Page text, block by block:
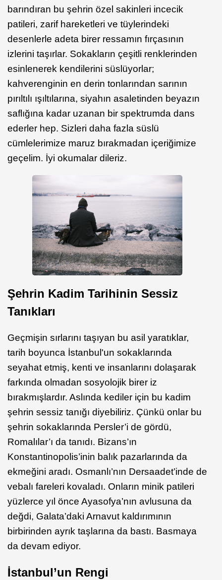
barındıran bu şehrin özel sakinleri incecik
patileri, zarif hareketleri ve tüylerindeki
desenlerle adeta birer ressamın fırçasının
izlerini taşırlar. Sokakların çeşitli renklerinden
esinlenerek kendilerini süslüyorlar;
kahverenginin en derin tonlarından sarının
pırıltılı ışıltılarına, siyahın asaletinden beyazın
saflığına kadar uzanan bir spektrumda dans
ederler hep. Sizleri daha fazla süslü
cümlelerimize maruz bırakmadan içeriğimize
geçelim. İyi okumalar dileriz.
Şehrin Kadim Tarihinin Sessiz
Tanıkları
Geçmişin sırlarını taşıyan bu asil yaratıklar,
tarih boyunca İstanbul'un sokaklarında
seyahat etmiş, kenti ve insanlarını dolaşarak
farkında olmadan sosyolojik birer iz
bırakmışlardır. Aslında kediler için bu kadim
şehrin sessiz tanığı diyebiliriz. Çünkü onlar bu
şehrin sokaklarında Persler’i de gördü,
Romalılar’ı da tanıdı. Bizans’ın
Konstantinopolis’inin balık pazarlarında da
ekmeğini aradı. Osmanlı’nın Dersaadet’inde de
vebalı fareleri kovaladı. Onların minik patileri
yüzlerce yıl önce Ayasofya’nın avlusuna da
değdi, Galata’daki Arnavut kaldırımının
birbirinden ayrık taşlarına da bastı. Basmaya
da devam ediyor.
İstanbul’un Rengi